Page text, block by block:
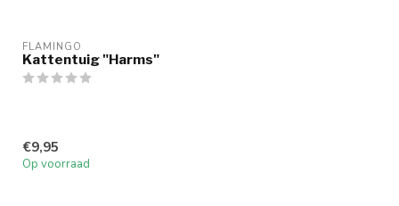
FLAMINGO
Kattentuig "Harms"
€9,95
Op voorraad